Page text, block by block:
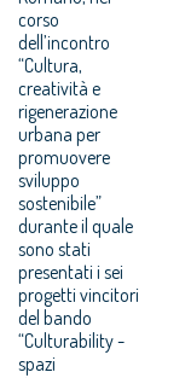
corso
dell’incontro
“Cultura,
creatività e
rigenerazione
urbana per
promuovere
sviluppo
sostenibile”
durante il quale
sono stati
presentati i sei
progetti vincitori
del bando
“Culturability -
spazi